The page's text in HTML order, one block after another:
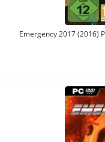
Emergency 2017 (2016)